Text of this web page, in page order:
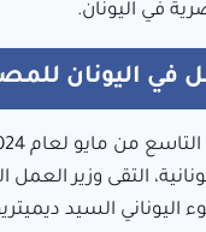
في اليونان.
اليونان
التقى وزير
اليوناني السيد